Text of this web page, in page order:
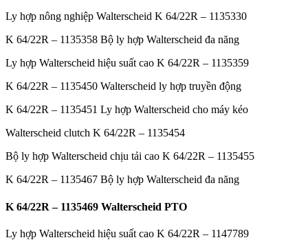
Ly hợp nông nghiệp Walterscheid K 64/22R – 1135330
K 64/22R – 1135358 Bộ ly hợp Walterscheid đa năng
Ly hợp Walterscheid hiệu suất cao K 64/22R – 1135359
K 64/22R – 1135450 Walterscheid ly hợp truyền động
K 64/22R – 1135451 Ly hợp Walterscheid cho máy kéo
Walterscheid clutch K 64/22R – 1135454
Bộ ly hợp Walterscheid chịu tải cao K 64/22R – 1135455
K 64/22R – 1135467 Bộ ly hợp Walterscheid đa năng
K 64/22R – 1135469 Walterscheid PTO
Ly hợp Walterscheid hiệu suất cao K 64/22R – 1147789